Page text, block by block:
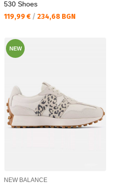
530 Shoes
Текуща цена:
119,99 € / 234,68 BGN
NEW
NEW BALANCE